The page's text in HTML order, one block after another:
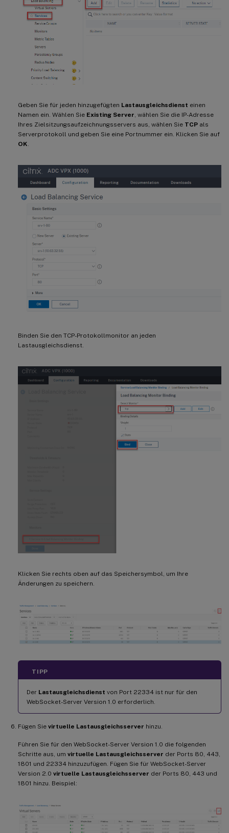
Geben Sie für jeden hinzugefügten Lastausgleichsdienst einen
Namen ein. Wählen Sie Existing Server, wählen Sie die IP-Adresse
Ihres Zielsitzungsaufzeichnungsservers aus, wählen Sie TCP als
Serverprotokoll und geben Sie eine Portnummer ein. Klicken Sie auf
OK.
Binden Sie den TCP-Protokollmonitor an jeden
Lastausgleichsdienst.
Klicken Sie rechts oben auf das Speichersymbol, um Ihre
Änderungen zu speichern.
TIPP
Der Lastausgleichsdienst von Port 22334 ist nur für den
WebSocket-Server Version 1.0 erforderlich.
Fügen Sie virtuelle Lastausgleichsserver hinzu.
Führen Sie für den WebSocket-Server Version 1.0 die folgenden
Schritte aus, um virtuelle Lastausgleichsserver der Ports 80, 443,
1801 und 22334 hinzuzufügen. Fügen Sie für WebSocket-Server
Version 2.0 virtuelle Lastausgleichsserver der Ports 80, 443 und
1801 hinzu. Beispiel: